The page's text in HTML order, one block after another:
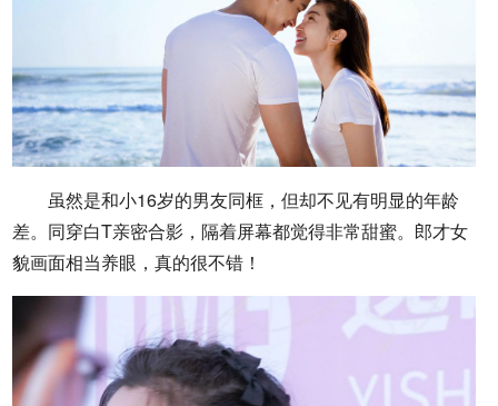
虽然是和小16岁的男友同框，但却不见有明显的年龄
差。同穿白T亲密合影，隔着屏幕都觉得非常甜蜜。郎才女
貌画面相当养眼，真的很不错！